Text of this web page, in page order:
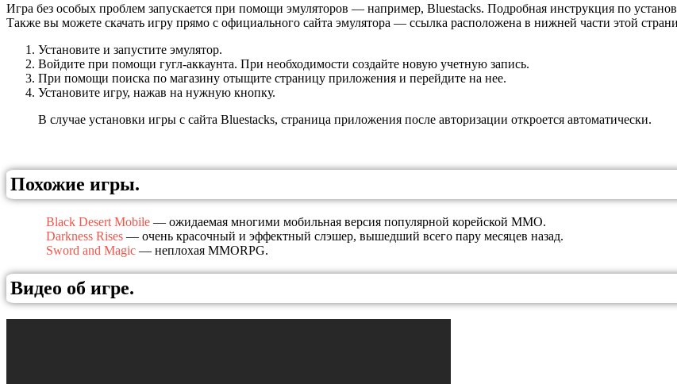
Игра без особых проблем запускается при помощи эмуляторов — например, Bluestacks. Подробная инструкция по
Также вы можете скачать игру прямо с официального сайта эмулятора — ссылка расположена в нижней части этой
Установите и запустите эмулятор.
Войдите при помощи гугл-аккаунта. При необходимости создайте новую учетную запись.
При помощи поиска по магазину отыщите страницу приложения и перейдите на нее.
Установите игру, нажав на нужную кнопку.
В случае установки игры с сайта Bluestacks, страница приложения после авторизации откроется автоматически.
Похожие игры.
Black Desert Mobile — ожидаемая многими мобильная версия популярной корейской MMO.
Darkness Rises — очень красочный и эффектный слэшер, вышедший всего пару месяцев назад.
Sword and Magic — неплохая MMORPG.
Видео об игре.